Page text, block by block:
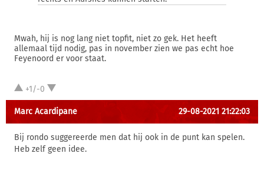
Mwah, hij is nog lang niet topfit, niet zo gek. Het heeft
allemaal tijd nodig, pas in november zien we pas echt hoe
Feyenoord er voor staat.
+1/-0
Marc Acardipane 29-08-2021 21:22:03
Bij rondo suggereerde men dat hij ook in de punt kan spelen.
Heb zelf geen idee.